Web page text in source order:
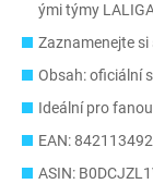
ými týmy
Zaznamenejte si
Obsah: oficiální
Ideální pro
EAN:
ASIN: